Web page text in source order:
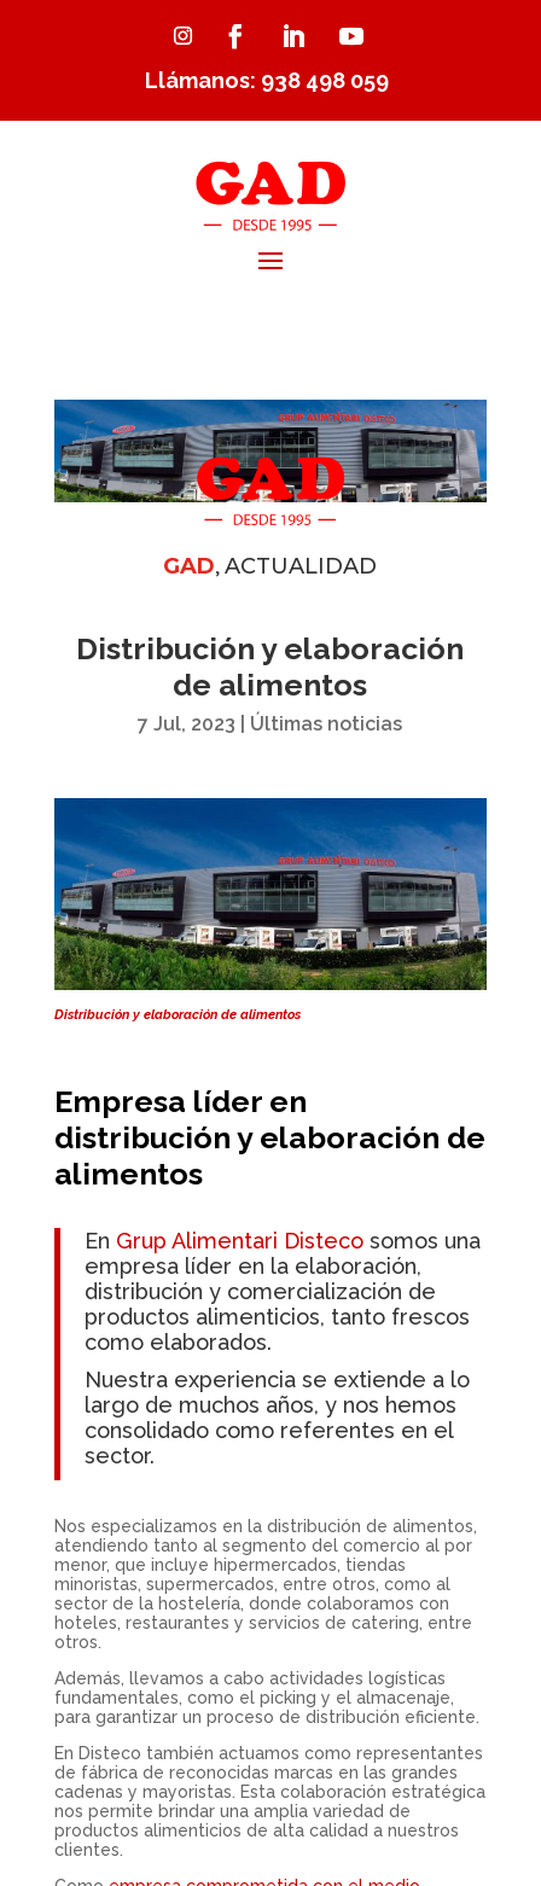
Llámanos: 938 498 059
GAD,ACTUALIDAD
Distribución y elaboración
de alimentos
7 Jul, 2023 Últimas noticias
Distribución y elaboración de alimentos
Empresa líder en
distribución y elaboración de
alimentos
En Grup Alimentari Distecosomos una
empresa líder en la elaboración,
distribución y comercialización de
productos alimenticios, tanto frescos
como elaborados.
Nuestra experiencia se extiende a lo
largo de muchos años, y nos hemos
consolidado como referentes en el
sector.
Nos especializamos en la distribución de alimentos,
atendiendo tanto al segmento del comercio al por
menor, que incluye hipermercados, tiendas
minoristas, supermercados, entre otros, como al
sector de la hostelería, donde colaboramos con
hoteles, restaurantes y servicios de catering, entre
otros.
Además, llevamos a cabo actividades logísticas
fundamentales, como el picking y el almacenaje,
para garantizar un proceso de distribución eficiente.
En Disteco también actuamos como representantes
de fábrica de reconocidas marcas en las grandes
cadenas y mayoristas. Esta colaboración estratégica
nos permite brindar una amplia variedad de
productos alimenticios de alta calidad a nuestros
clientes.